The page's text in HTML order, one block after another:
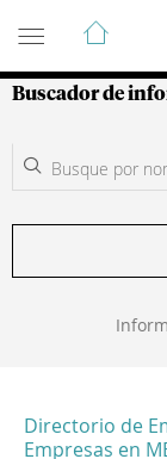
Guía de
Buscador de
Directorio de
Empresas en